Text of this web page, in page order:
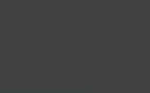
Grand Paris Sud